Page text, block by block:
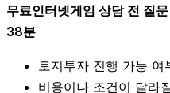
무료인터넷게임 상담 전 질
38분
토지투자 진행 가능 여
비용이나 조건이 달라